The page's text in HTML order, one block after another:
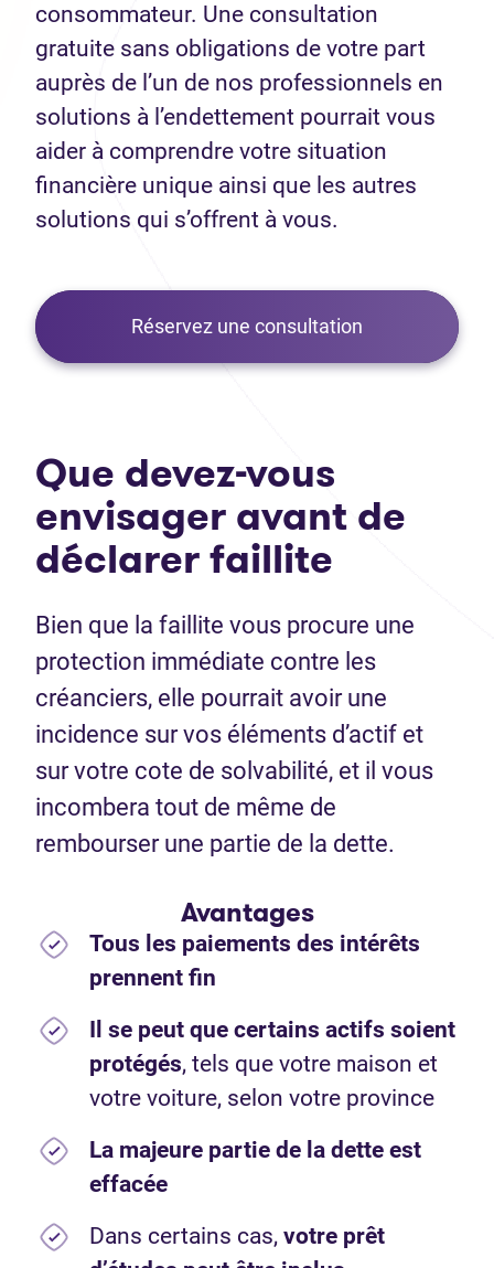
consommateur. Une consultation
gratuite sans obligations de votre part
auprès de l’un de nos professionnels en
solutions à l’endettement pourrait vous
aider à comprendre votre situation
financière unique ainsi que les autres
solutions qui s’offrent à vous.
Réservez une consultation
Que devez-vous
envisager avant de
déclarer faillite
Bien que la faillite vous procure une
protection immédiate contre les
créanciers, elle pourrait avoir une
incidence sur vos éléments d’actif et
sur votre cote de solvabilité, et il vous
incombera tout de même de
rembourser une partie de la dette.
Avantages
Tous les paiements des intérêts
prennent fin
Il se peut que certains actifs soient
protégés, tels que votre maison et
votre voiture, selon votre province
La majeure partie de la dette est
effacée
Dans certains cas, votre prêt